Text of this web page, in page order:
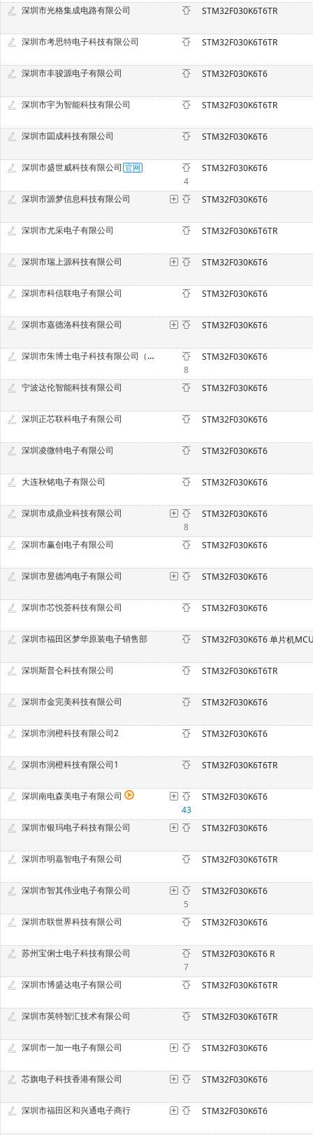
深圳市光格集成电路有限公司 STM32F030K6T6TR
深圳市考思特电子科技有限公司 STM32F030K6T6TR
深圳市丰骏源电子有限公司 STM32F030K6T6
深圳市宇为智能科技有限公司 STM32F030K6T6TR
深圳市囸成科技有限公司 STM32F030K6T6
深圳市盛世威科技有限公司
4
STM32F030K6T6
深圳市源梦信息科技有限公司 STM32F030K6T6
深圳市尤采电子有限公司 STM32F030K6T6TR
深圳市瑞上源科技有限公司 STM32F030K6T6
深圳市科信联电子有限公司 STM32F030K6T6
深圳市嘉德洛科技有限公司 STM32F030K6T6
深圳市朱博士电子科技有限公司（原深圳市中意法电子科技有限公司）
8
STM32F030K6T6
宁波达伦智能科技有限公司 STM32F030K6T6
深圳正芯联科电子有限公司 STM32F030K6T6
深圳凌微特电子有限公司 STM32F030K6T6
大连秋铭电子有限公司 STM32F030K6T6
深圳市成鼎业科技有限公司
8
STM32F030K6T6
深圳市赢创电子有限公司 STM32F030K6T6
深圳市昱德鸿电子有限公司 STM32F030K6T6
深圳市芯悦荟科技有限公司 STM32F030K6T6
深圳市福田区梦华原装电子销售部 STM32F030K6T6 单片机
深圳斯普仑科技有限公司 STM32F030K6T6TR
深圳市金完美科技有限公司 STM32F030K6T6
深圳市润橙科技有限公司2 STM32F030K6T6
深圳市润橙科技有限公司1 STM32F030K6T6TR
深圳南电森美电子有限公司
43
STM32F030K6T6
深圳市银玛电子科技有限公司 STM32F030K6T6
深圳市明嘉智电子有限公司 STM32F030K6T6TR
深圳市智其伟业电子有限公司
5
STM32F030K6T6
深圳市联世界科技有限公司 STM32F030K6T6
苏州宝俐士电子科技有限公司
7
STM32F030K6T6 R
深圳市博盛达电子有限公司 STM32F030K6T6TR
深圳市英特智汇技术有限公司 STM32F030K6T6TR
深圳市一加一电子有限公司 STM32F030K6T6
芯旗电子科技香港有限公司 STM32F030K6T6
深圳市福田区和兴通电子商行 STM32F030K6T6